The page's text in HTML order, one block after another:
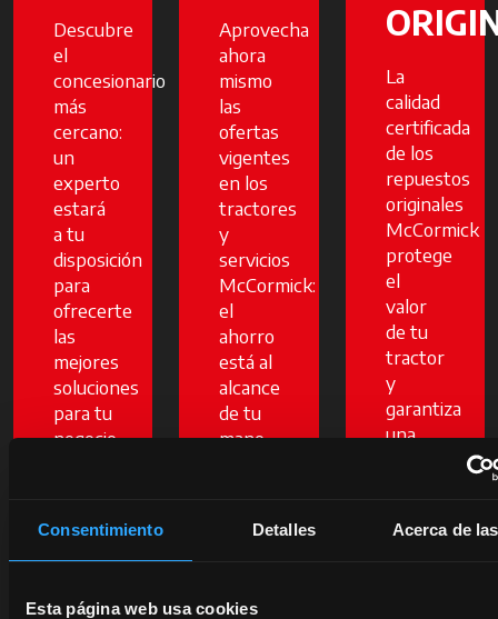
Consentimiento Detalles Acerca de
Esta página web usa cookies
Descubre
el
concesionario
más
cercano:
un
experto
estará
a tu
disposición
para
ofrecerte
las
mejores
soluciones
para tu
negocio.
más
Aprovecha
ahora
mismo
las
ofertas
vigentes
en los
tractores
y
servicios
McCormick:
el
ahorro
está al
alcance
de tu
mano.
poco
La
calidad
certificada
de los
repuestos
originales
McCormick
protege
el
valor
de tu
tractor
y
garantiza
una
rendimiento.